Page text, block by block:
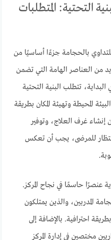
التحتية: المتطلبات
بالحجامة جزءًا أساسيًا من
من العناصر الهامة التي تضمن
تتطلب البنية التحتية
المحيطة وتهيئة المكان بطريقة
غرف العلاج، وتوفير
انتظار للمرضى، يجب أن تعكس
عنصرًا حاسمًا في نجاح المركز.
المدربين، والذين يمتلكون
احترافية. بالإضافة إلى
مختصين في إدارة المركز